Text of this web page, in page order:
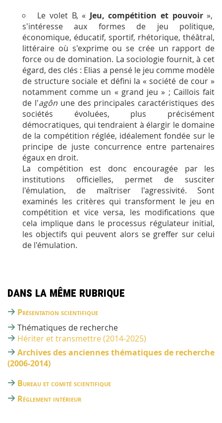
Le volet B, «Jeu, compétition et pouvoir»,
s'intéresse aux formes de jeu politique,
économique, éducatif, sportif, rhétorique, théâtral,
littéraire où s'exprime ou se crée un rapport de
force ou de domination. La sociologie fournit, à cet
égard, des clés : Elias a pensé le jeu comme modèle
de structure sociale et défini la « société de cour »
notamment comme un « grand jeu » ; Caillois fait
de l'agônune des principales caractéristiques des
sociétés évoluées, plus précisément
démocratiques, qui tendraient à élargir le domaine
de la compétition réglée, idéalement fondée sur le
principe de juste concurrence entre partenaires
égaux en droit.
La compétition est donc encouragée par les
institutions officielles, permet de susciter
l'émulation, de maîtriser l'agressivité. Sont
examinés les critères qui transforment le jeu en
compétition et vice versa, les modifications que
cela implique dans le processus régulateur initial,
les objectifs qui peuvent alors se greffer sur celui
de l'émulation.
Dans la même rubrique
Présentation scientifique
Thématiques de recherche
Hériter et transmettre (2014-2025)
Archives des anciennes thématiques de recherche
(2006-2014)
Bureau et comité scientifique
Règlement intérieur